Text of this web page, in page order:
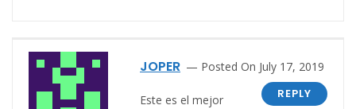
JOPER
Posted On July 17, 2019
REPLY
Este es el mejor